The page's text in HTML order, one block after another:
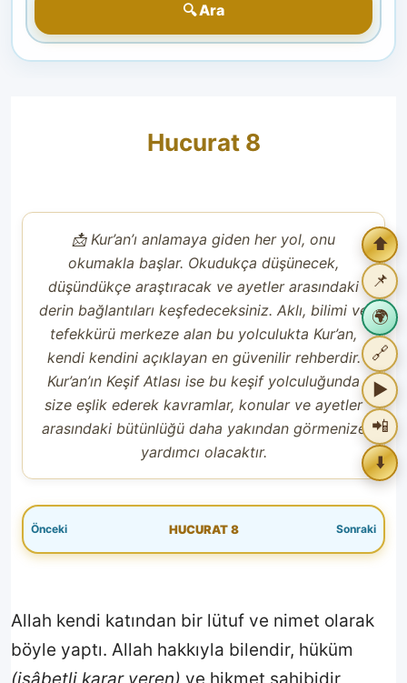
🔍 Ara
Hucurat 8
📩 Kur’an’ı anlamaya giden her yol, onu
okumakla başlar. Okudukça düşünecek,
düşündükçe araştıracak ve ayetler arasındaki
derin bağlantıları keşfedeceksiniz. Aklı, bilimi ve
tefekkürü merkeze alan bu yolculukta Kur’an,
kendi kendini açıklayan en güvenilir rehberdir.
Kur’an’ın Keşif Atlası ise bu keşif yolculuğunda
size eşlik ederek kavramlar, konular ve ayetler
arasındaki bütünlüğü daha yakından görmenize
yardımcı olacaktır.
HUCURAT 8
Allah kendi katından bir lütuf ve nimet olarak
böyle yaptı. Allah hakkıyla bilendir, hüküm
⬆️
📌
🌍
🔗
▶️
📲
⬇️
📊 Paylaşım Atlası
Bugün Son 7 Gün
📊 Paylaşım Atlası